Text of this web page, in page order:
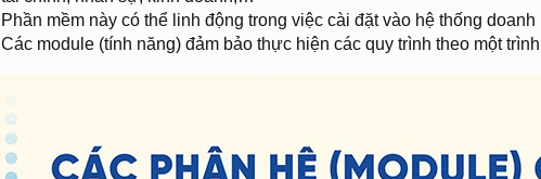
Phần mềm này có thể linh động trong việc cài đặt vào hệ thống doanh
Các module (tính năng) đảm bảo thực hiện các quy trình theo một